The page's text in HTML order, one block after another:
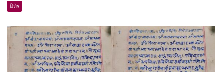
गाँव!
200
साल
बाद
भी
विशेष